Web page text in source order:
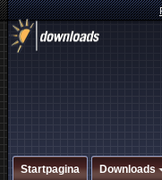
Startpagina Downloads